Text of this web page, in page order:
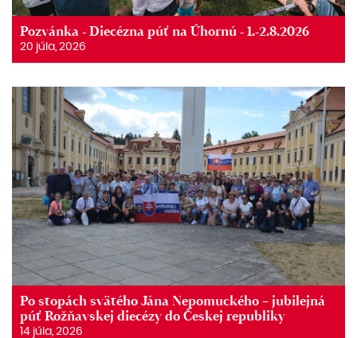
Pozvánka - Diecézna púť na Úhornú - 1.-2.8.2026
20 júla, 2026
Po stopách svätého Jána Nepomuckého – jubilejná
púť Rožňavskej diecézy do Českej republiky
14 júla, 2026